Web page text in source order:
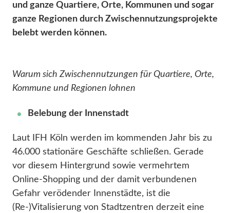
und ganze Quartiere, Orte, Kommunen und sogar
ganze Regionen durch Zwischennutzungsprojekte
belebt werden können.
Warum sich Zwischennutzungen für Quartiere, Orte,
Kommune und Regionen lohnen
Belebung der Innenstadt
Laut IFH Köln werden im kommenden Jahr bis zu
46.000 stationäre Geschäfte schließen. Gerade
vor diesem Hintergrund sowie vermehrtem
Online-Shopping und der damit verbundenen
Gefahr verödender Innenstädte, ist die
(Re-)Vitalisierung von Stadtzentren derzeit eine